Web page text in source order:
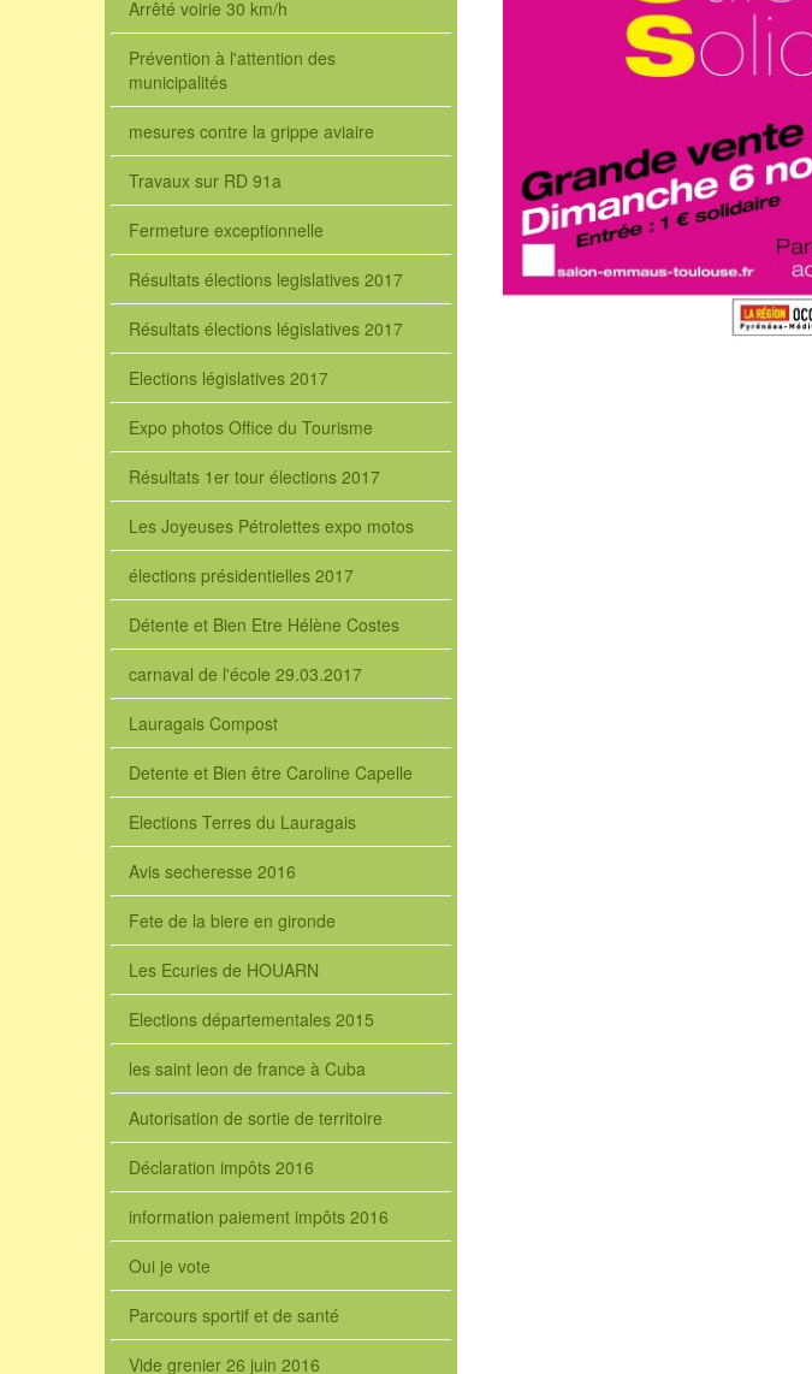
Arrêté voirie 30 km/h
Prévention à l'attention des
municipalités
mesures contre la grippe aviaire
Travaux sur RD 91a
Fermeture exceptionnelle
Résultats élections legislatives 2017
Résultats élections législatives 2017
Elections législatives 2017
Expo photos Office du Tourisme
Résultats 1er tour élections 2017
Les Joyeuses Pétrolettes expo motos
élections présidentielles 2017
Détente et Bien Etre Hélène Costes
carnaval de l'école 29.03.2017
Lauragais Compost
Detente et Bien être Caroline Capelle
Elections Terres du Lauragais
Avis secheresse 2016
Fete de la biere en gironde
Les Ecuries de HOUARN
Elections départementales 2015
les saint leon de france à Cuba
Autorisation de sortie de territoire
Déclaration impôts 2016
information paiement impôts 2016
Oui je vote
Parcours sportif et de santé
Vide grenier 26 juin 2016